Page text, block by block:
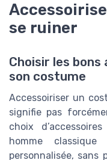
se ruiner
Choisir les
son costume
Accessoiriser un
signifie pas
choix
homme
personnalisée,